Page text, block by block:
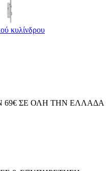
κυλίνδρου
69€ ΣΕ ΟΛΗ ΤΗΝ ΕΛΛΑΔΑ